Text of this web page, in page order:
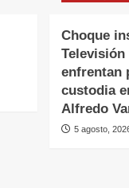
Choque
Televisión
enfrentan
custodia
Alfredo
5 agosto,